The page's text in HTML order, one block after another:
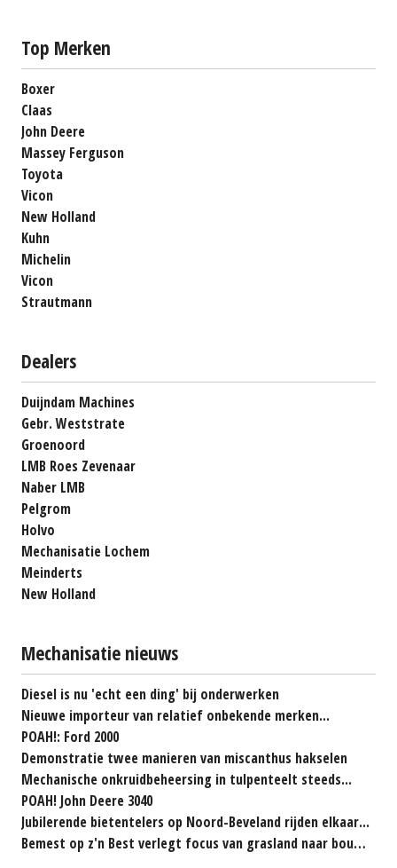
Top Merken
Boxer
Claas
John Deere
Massey Ferguson
Toyota
Vicon
New Holland
Kuhn
Michelin
Vicon
Strautmann
Dealers
Duijndam Machines
Gebr. Weststrate
Groenoord
LMB Roes Zevenaar
Naber LMB
Pelgrom
Holvo
Mechanisatie Lochem
Meinderts
New Holland
Mechanisatie nieuws
Diesel is nu 'echt een ding' bij onderwerken
Nieuwe importeur van relatief onbekende merken...
POAH!: Ford 2000
Demonstratie twee manieren van miscanthus hakselen
Mechanische onkruidbeheersing in tulpenteelt steeds...
POAH! John Deere 3040
Jubilerende bietentelers op Noord-Beveland rijden elkaar...
Bemest op z'n Best verlegt focus van grasland naar bouwland